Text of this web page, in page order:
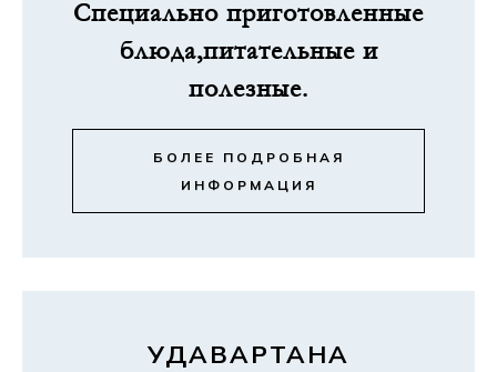
Специально приготовленные
блюда,питательные и
полезные.
БОЛЕЕ ПОДРОБНАЯ
ИНФОРМАЦИЯ
УДАВАРТАНА